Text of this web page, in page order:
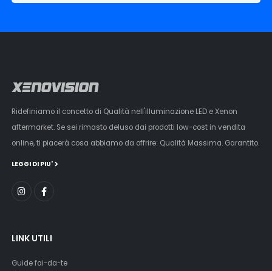
Ridefiniamo il concetto di Qualità nell'illuminazione LED e Xenon
aftermarket. Se sei rimasto deluso dai prodotti low-cost in vendita
online, ti piacerà cosa abbiamo da offrire: Qualità Massima. Garantito.
LEGGI DI PIU'
LINK UTILI
Guide fai-da-te